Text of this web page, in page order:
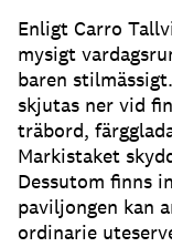
Enligt Carro
mysigt
baren stilmässigt.
skjutas ner vid
träbord,
Markistaket
Dessutom finns
paviljongen kan
ordinarie